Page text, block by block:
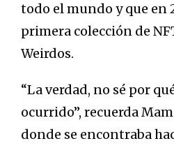
todo el mundo y que en
primera colección de
Weirdos.
“La verdad, no sé por
ocurrido”, recuerda
donde se encontraba